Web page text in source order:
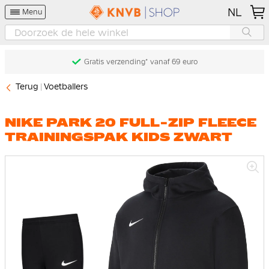
Menu NL
Gratis verzending* vanaf 69 euro
Terug Voetballers
NIKE PARK 20 FULL-ZIP FLEECE
TRAININGSPAK KIDS ZWART